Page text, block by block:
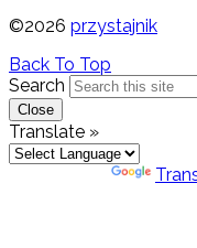
©2026 przystajnik
Back To Top
Search
Close
Translate »